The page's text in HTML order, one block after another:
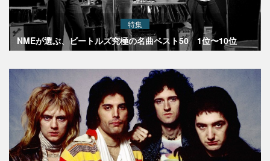
特集
NMEが選ぶ、ビートルズ究極の名曲ベスト50 1位〜10位